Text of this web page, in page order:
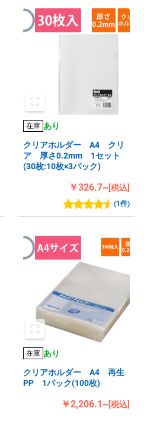
在庫 あり
クリアホルダー A4 クリ
ア 厚さ0.2mm 1セット
(30枚:10枚×3パック)
￥326.7~[税込]
(1件)
在庫 あり
クリアホルダー A4 再生
PP 1パック(100枚)
￥2,206.1~[税込]